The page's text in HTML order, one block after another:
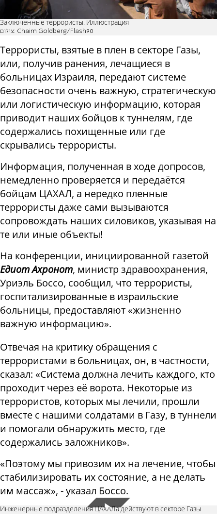
Заключенные террористы. Иллюстрация
צילום: Chaim Goldberg/Flash90
Террористы, взятые в плен в секторе Газы,
или, получив ранения, лечащиеся в
больницах Израиля, передают системе
безопасности очень важную, стратегическую
или логистическую информацию, которая
приводит наших бойцов к туннелям, где
содержались похищенные или где
скрывались террористы.
Информация, полученная в ходе допросов,
немедленно проверяется и передаётся
бойцам ЦАХАЛ, а нередко пленные
террористы даже сами вызываются
сопровождать наших силовиков, указывая на
те или иные объекты!
На конференции, инициированной газетой
Едиот Ахронот, министр здравоохранения,
Уриэль Боссо, сообщил, что террористы,
госпитализированные в израильские
больницы, предоставляют «жизненно
важную информацию».
Отвечая на критику обращения с
террористами в больницах, он, в частности,
сказал: «Система должна лечить каждого, кто
проходит через её ворота. Некоторые из
террористов, которых мы лечили, прошли
вместе с нашими солдатами в Газу, в туннели
и помогали обнаружить место, где
содержались заложников».
«Поэтому мы привозим их на лечение, чтобы
стабилизировать их состояние, а не делать
им массаж», - указал Боссо.
Инженерные подразделения ЦАХАЛа действуют в секторе Газы